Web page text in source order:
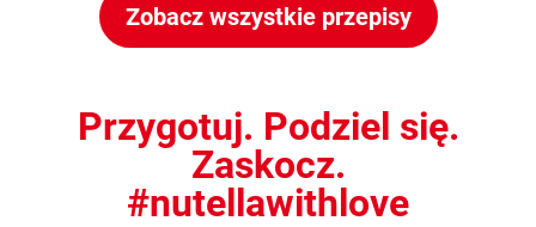
Zobacz wszystkie przepisy
Przygotuj. Podziel się.
Zaskocz.
#nutellawithlove